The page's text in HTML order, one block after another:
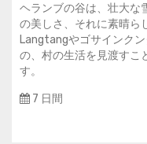
ヘランブの谷は、壮大な
の美しさ、それに素晴ら
Langtangやゴサインク
の、村の生活を見渡すこ
す。
7 日間